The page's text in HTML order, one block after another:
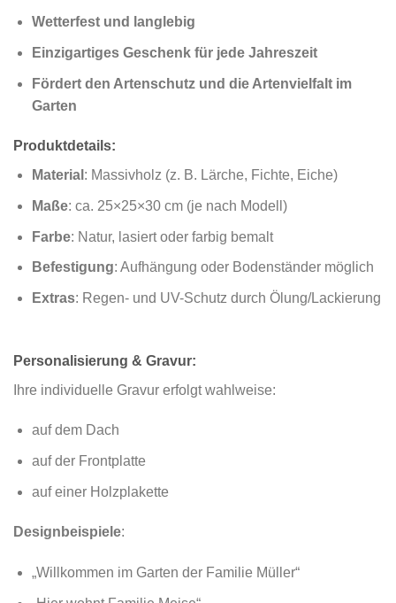
Wetterfest und langlebig
Einzigartiges Geschenk für jede Jahreszeit
Fördert den Artenschutz und die Artenvielfalt im
Garten
Produktdetails:
Material : Massivholz (z. B. Lärche, Fichte, Eiche)
Maße: ca. 25×25×30 cm (je nach Modell)
Farbe: Natur, lasiert oder farbig bemalt
Befestigung: Aufhängung oder Bodenständer möglich
Extras: Regen- und UV-Schutz durch Ölung/Lackierung
Personalisierung & Gravur:
Ihre individuelle Gravur erfolgt wahlweise:
auf dem Dach
auf der Frontplatte
auf einer Holzplakette
Designbeispiele:
„Willkommen im Garten der Familie Müller“